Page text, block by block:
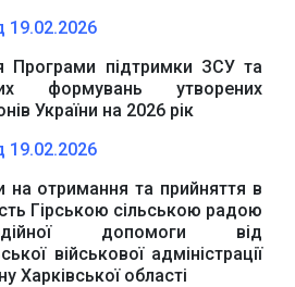
19.02.2026
Програми підтримки ЗСУ та
формувань утворених
України на 2026 рік
19.02.2026
на отримання та прийняття в
Гірською сільською радою
допомоги від
військової адміністрації
Харківської області